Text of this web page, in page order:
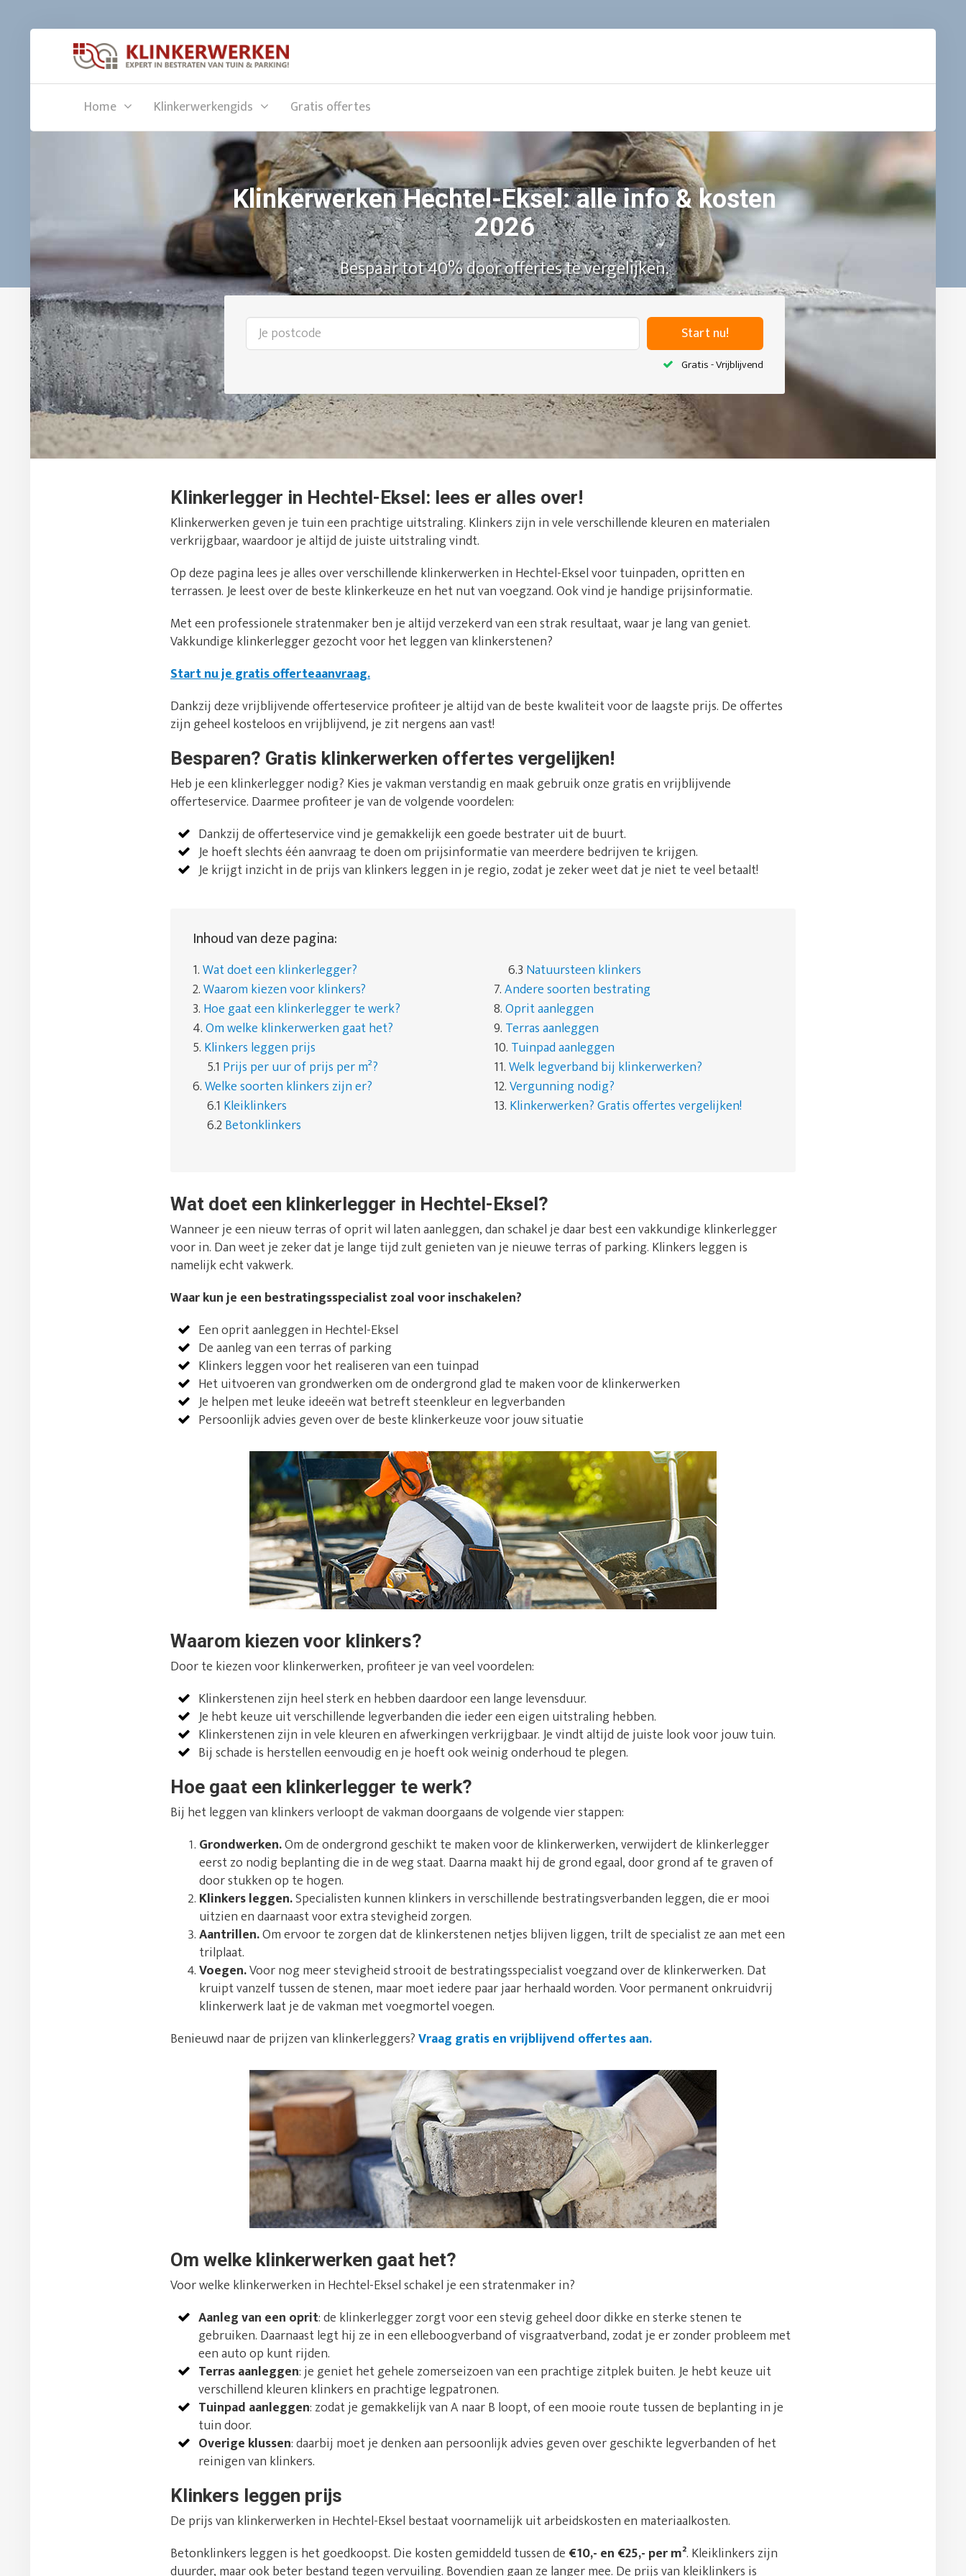
Home Klinkerwerkengids Gratis offertes
Klinkerwerken Hechtel-Eksel: alle info & kosten
2026
Bespaar tot 40% door offertes te vergelijken.
Start nu!
Gratis - Vrijblijvend
Klinkerlegger in Hechtel-Eksel: lees er alles over!
Klinkerwerken geven je tuin een prachtige uitstraling. Klinkers zijn in vele verschillende kleuren en materialen
verkrijgbaar, waardoor je altijd de juiste uitstraling vindt.
Op deze pagina lees je alles over verschillende klinkerwerken in Hechtel-Eksel voor tuinpaden, opritten en
terrassen. Je leest over de beste klinkerkeuze en het nut van voegzand. Ook vind je handige prijsinformatie.
Met een professionele stratenmaker ben je altijd verzekerd van een strak resultaat, waar je lang van geniet.
Vakkundige klinkerlegger gezocht voor het leggen van klinkerstenen?
Start nu je gratis offerteaanvraag.
Dankzij deze vrijblijvende offerteservice profiteer je altijd van de beste kwaliteit voor de laagste prijs. De offertes
zijn geheel kosteloos en vrijblijvend, je zit nergens aan vast!
Besparen? Gratis klinkerwerken offertes vergelijken!
Heb je een klinkerlegger nodig? Kies je vakman verstandig en maak gebruik onze gratis en vrijblijvende
offerteservice. Daarmee profiteer je van de volgende voordelen:
Dankzij de offerteservice vind je gemakkelijk een goede bestrater uit de buurt.
Je hoeft slechts één aanvraag te doen om prijsinformatie van meerdere bedrijven te krijgen.
Je krijgt inzicht in de prijs van klinkers leggen in je regio, zodat je zeker weet dat je niet te veel betaalt!
Inhoud van deze pagina:
1.Wat doet een klinkerlegger?
2.Waarom kiezen voor klinkers?
3. Hoe gaat een klinkerlegger te werk?
4.Om welke klinkerwerken gaat het?
5. Klinkers leggen prijs
5.1 Prijs per uur of prijs per m²?
6.Welke soorten klinkers zijn er?
6.1 Kleiklinkers
6.2Betonklinkers
6.3 Natuursteen klinkers
7.Andere soorten bestrating
8.Oprit aanleggen
9. Terras aanleggen
10. Tuinpad aanleggen
11.Welk legverband bij klinkerwerken?
12.Vergunning nodig?
13. Klinkerwerken? Gratis offertes vergelijken!
Wat doet een klinkerlegger in Hechtel-Eksel?
Wanneer je een nieuw terras of oprit wil laten aanleggen, dan schakel je daar best een vakkundige klinkerlegger
voor in. Dan weet je zeker dat je lange tijd zult genieten van je nieuwe terras of parking. Klinkers leggen is
namelijk echt vakwerk.
Waar kun je een bestratingsspecialist zoal voor inschakelen?
Een oprit aanleggen in Hechtel-Eksel
De aanleg van een terras of parking
Klinkers leggen voor het realiseren van een tuinpad
Het uitvoeren van grondwerken om de ondergrond glad te maken voor de klinkerwerken
Je helpen met leuke ideeën wat betreft steenkleur en legverbanden
Persoonlijk advies geven over de beste klinkerkeuze voor jouw situatie
Waarom kiezen voor klinkers?
Door te kiezen voor klinkerwerken, profiteer je van veel voordelen:
Klinkerstenen zijn heel sterk en hebben daardoor een lange levensduur.
Je hebt keuze uit verschillende legverbanden die ieder een eigen uitstraling hebben.
Klinkerstenen zijn in vele kleuren en afwerkingen verkrijgbaar. Je vindt altijd de juiste look voor jouw tuin.
Bij schade is herstellen eenvoudig en je hoeft ook weinig onderhoud te plegen.
Hoe gaat een klinkerlegger te werk?
Bij het leggen van klinkers verloopt de vakman doorgaans de volgende vier stappen:
Grondwerken.Om de ondergrond geschikt te maken voor de klinkerwerken, verwijdert de klinkerlegger
eerst zo nodig beplanting die in de weg staat. Daarna maakt hij de grond egaal, door grond af te graven of
door stukken op te hogen.
Klinkers leggen.Specialisten kunnen klinkers in verschillende bestratingsverbanden leggen, die er mooi
uitzien en daarnaast voor extra stevigheid zorgen.
Aantrillen.Om ervoor te zorgen dat de klinkerstenen netjes blijven liggen, trilt de specialist ze aan met een
trilplaat.
Voegen.Voor nog meer stevigheid strooit de bestratingsspecialist voegzand over de klinkerwerken. Dat
kruipt vanzelf tussen de stenen, maar moet iedere paar jaar herhaald worden. Voor permanent onkruidvrij
klinkerwerk laat je de vakman met voegmortel voegen.
Benieuwd naar de prijzen van klinkerleggers?Vraag gratis en vrijblijvend offertes aan.
Om welke klinkerwerken gaat het?
Voor welke klinkerwerken in Hechtel-Eksel schakel je een stratenmaker in?
Aanleg van een oprit: de klinkerlegger zorgt voor een stevig geheel door dikke en sterke stenen te
gebruiken. Daarnaast legt hij ze in een elleboogverband of visgraatverband, zodat je er zonder probleem met
een auto op kunt rijden.
Terras aanleggen: je geniet het gehele zomerseizoen van een prachtige zitplek buiten. Je hebt keuze uit
verschillend kleuren klinkers en prachtige legpatronen.
Tuinpad aanleggen: zodat je gemakkelijk van A naar B loopt, of een mooie route tussen de beplanting in je
tuin door.
Overige klussen: daarbij moet je denken aan persoonlijk advies geven over geschikte legverbanden of het
reinigen van klinkers.
Klinkers leggen prijs
De prijs van klinkerwerken in Hechtel-Eksel bestaat voornamelijk uit arbeidskosten en materiaalkosten.
Betonklinkers leggen is het goedkoopst. Die kosten gemiddeld tussen de €10,- en €25,- per m². Kleiklinkers zijn
duurder, maar ook beter bestand tegen vervuiling. Bovendien gaan ze langer mee. De prijs van kleiklinkers is